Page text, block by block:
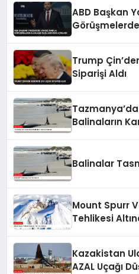
ABD Başkan
Trump
Siparişi Aldı
Balinaların
Balinalar
Mount Spurr
Tehlikesi
Kazakistan
AZAL Uçağı